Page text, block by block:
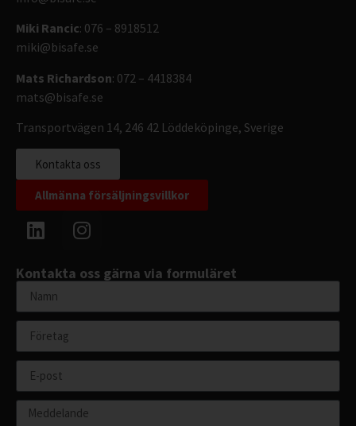
Miki Rancic: 076 – 8918512
miki@bisafe.se
Mats Richardson: 072 – 4418384
mats@bisafe.se
Transportvägen 14, 246 42 Löddeköpinge, Sverige
Kontakta oss
Allmänna försäljningsvillkor
Kontakta oss gärna via formuläret